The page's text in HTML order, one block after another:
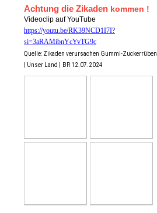
Achtung die Zikaden kommen !
Videoclip auf YouTube
https://youtu.be/RK39NCD1I7I?
si=3aRAMibnYcYvTG9c
Quelle: Zikaden verursachen Gummi-Zuckerrüben
| Unser Land |
BR 12.07.2024